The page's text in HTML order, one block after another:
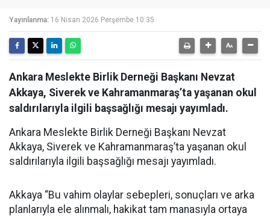
Yayınlanma: 16 Nisan 2026 Perşembe 10:35
Ankara Meslekte Birlik Derneği Başkanı Nevzat
Akkaya, Siverek ve Kahramanmaraş’ta yaşanan okul
saldırılarıyla ilgili başsağlığı mesajı yayımladı.
Ankara Meslekte Birlik Derneği Başkanı Nevzat
Akkaya, Siverek ve Kahramanmaraş’ta yaşanan okul
saldırılarıyla ilgili başsağlığı mesajı yayımladı.
Akkaya “Bu vahim olaylar sebepleri, sonuçları ve arka
planlarıyla ele alınmalı, hakikat tam manasıyla ortaya